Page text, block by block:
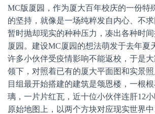
MC版厦园，作为厦大百年校庆的一份特
的坚持，就像是一场纯粹发自内心、不
暂时抛却现实的种种压力，凑出各种时
厦园。建设MC厦园的想法萌发于去年夏
许多小伙伴受疫情影响不能返校，于是
领下，对照着已有的厦大平面图和实景
目组最开始搭建的建筑是颂恩楼，一根
璃，一片片红瓦，近十位小伙伴连肝12
原始地图上，以两个方块对应现实世界